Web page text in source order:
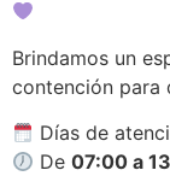
Brindamos un
contención para
Días de
De07:00 a